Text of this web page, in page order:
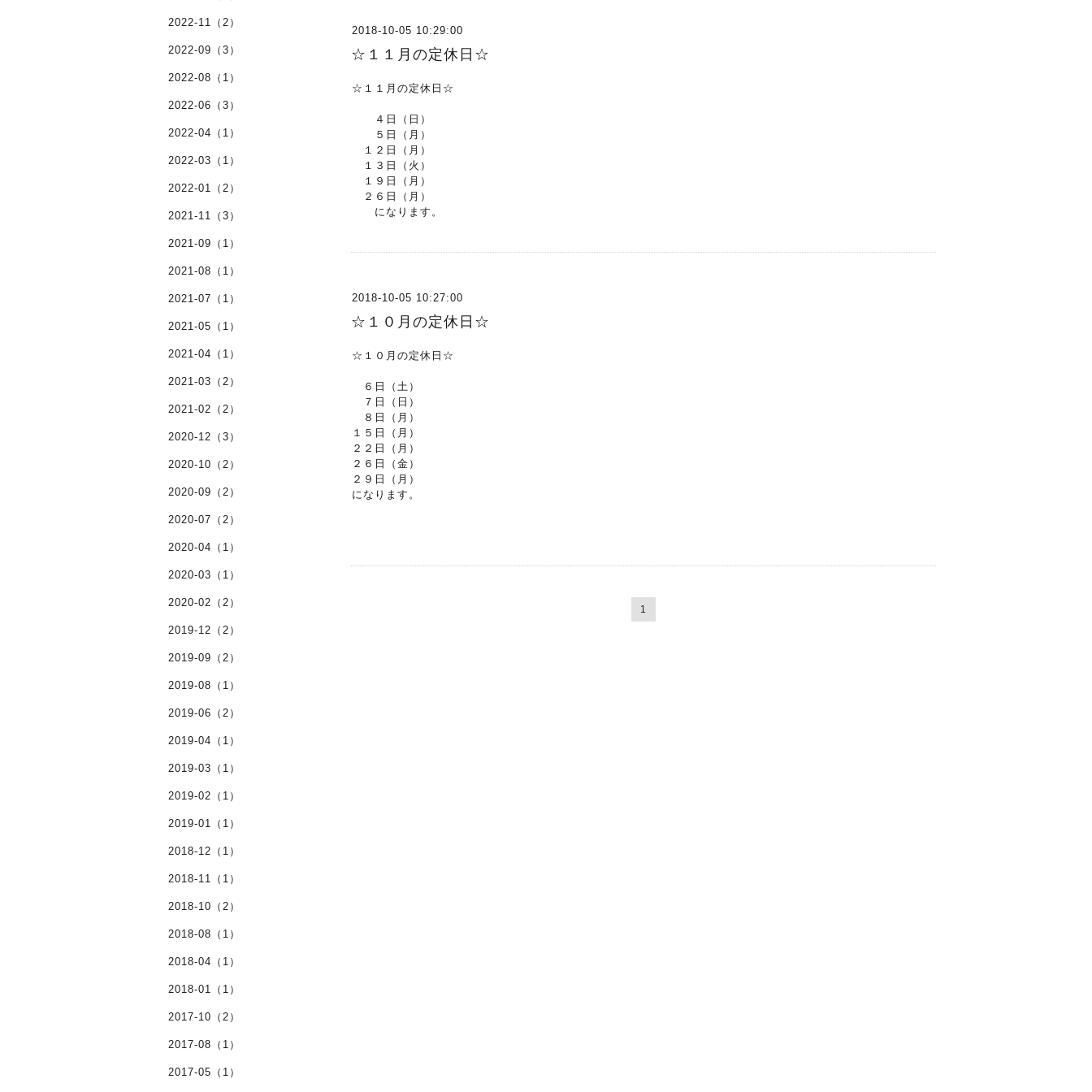
2018-10-05 10:29:00
☆１１月の定休日☆
☆１１月の定休日☆
４日（日）
５日（月）
１２日（月）
１３日（火）
１９日（月）
２６日（月）
になります。
2018-10-05 10:27:00
☆１０月の定休日☆
☆１０月の定休日☆
６日（土）
７日（日）
８日（月）
１５日（月）
２２日（月）
２６日（金）
２９日（月）
になります。
1
2022-11（2）
2022-09（3）
2022-08（1）
2022-06（3）
2022-04（1）
2022-03（1）
2022-01（2）
2021-11（3）
2021-09（1）
2021-08（1）
2021-07（1）
2021-05（1）
2021-04（1）
2021-03（2）
2021-02（2）
2020-12（3）
2020-10（2）
2020-09（2）
2020-07（2）
2020-04（1）
2020-03（1）
2020-02（2）
2019-12（2）
2019-09（2）
2019-08（1）
2019-06（2）
2019-04（1）
2019-03（1）
2019-02（1）
2019-01（1）
2018-12（1）
2018-11（1）
2018-10（2）
2018-08（1）
2018-04（1）
2018-01（1）
2017-10（2）
2017-08（1）
2017-05（1）